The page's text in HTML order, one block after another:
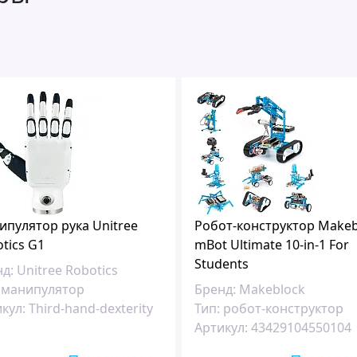
рука Unitree
G1
Unitree Robotics
манипулятор
Third-hand-dexterity
Робот-конструктор
mBot Ultimate 10-in-1 For
Students
Бренд: Makeblock
Тип: робот-конструктор
Артикул: 43429104550104